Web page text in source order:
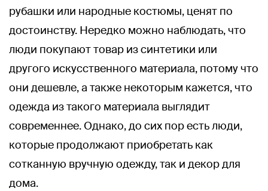
рубашки или народные костюмы, ценят по
достоинству. Нередко можно наблюдать, что
люди покупают товар из синтетики или
другого искусственного материала, потому что
они дешевле, а также некоторым кажется, что
одежда из такого материала выглядит
современнее. Однако, до сих пор есть люди,
которые продолжают приобретать как
сотканную вручную одежду, так и декор для
дома.